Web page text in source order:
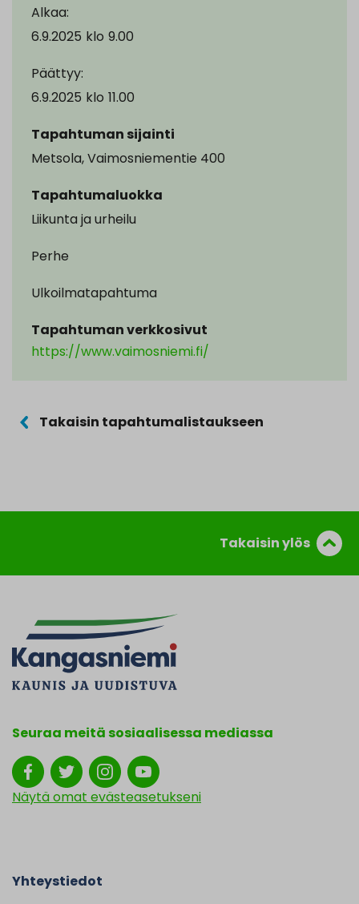
Alkaa:
6.9.2025 klo 9.00
Päättyy:
6.9.2025 klo 11.00
Tapahtuman sijainti
Metsola, Vaimosniementie 400
Tapahtumaluokka
Liikunta ja urheilu
Perhe
Ulkoilmatapahtuma
Tapahtuman verkkosivut
https://www.vaimosniemi.fi/
Takaisin tapahtumalistaukseen
Takaisin ylös
Seuraa meitä sosiaalisessa mediassa
Näytä omat evästeasetukseni
Yhteystiedot